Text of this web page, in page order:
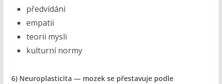
předvídání
empatii
teorii mysli
kulturní normy
6) Neuroplasticita — mozek se přestavuje podle